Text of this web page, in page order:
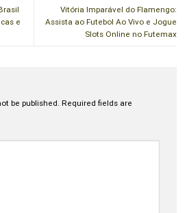
e
Vitória Imparável do Flamengo:
Assista ao Futebol Ao Vivo e Jogue
Slots Online no Futemax
be published. Required fields are